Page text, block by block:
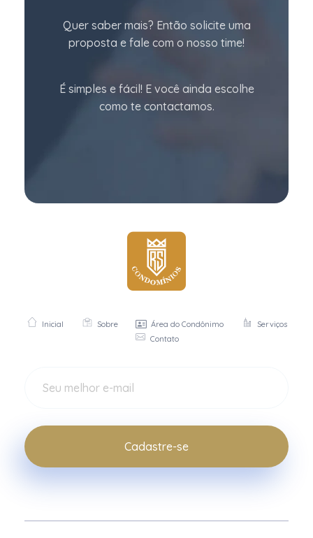
Quer saber mais? Então solicite uma
proposta e fale com o nosso time!
É simples e fácil! E você ainda escolhe
como te contactamos.
Inicial Sobre Área do Condônimo
Serviços
Contato